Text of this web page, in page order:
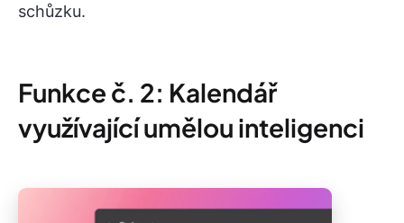
schůzku.
Funkce č. 2: Kalendář
využívající umělou inteligenci